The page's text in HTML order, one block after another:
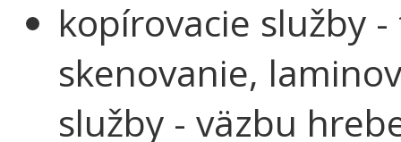
kopírovacie služby
skenovanie,
služby - väzbu